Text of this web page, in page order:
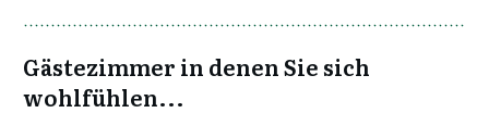
Gästezimmer in denen Sie sich
wohlfühlen...